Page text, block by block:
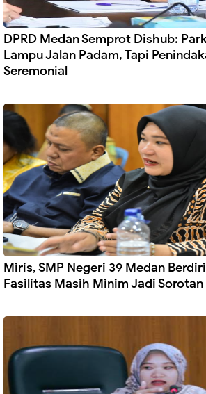
DPRD Medan Semprot Dishub:
Lampu Jalan Padam, Tapi
Seremonial
Miris, SMP Negeri 39 Medan Berdiri
Fasilitas Masih Minim Jadi